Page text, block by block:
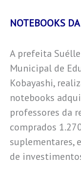
NOTEBOOKS
A prefeita
Municipal de
Kobayashi,
notebooks
professores da
comprados
suplementares,
de